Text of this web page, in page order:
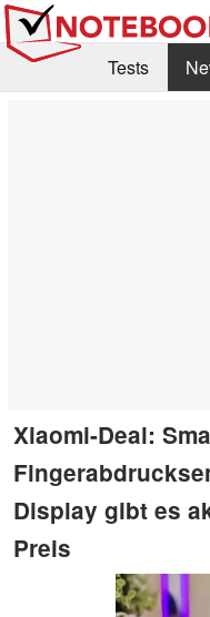
Tests
Xiaomi-Deal:
Display gibt es
Preis